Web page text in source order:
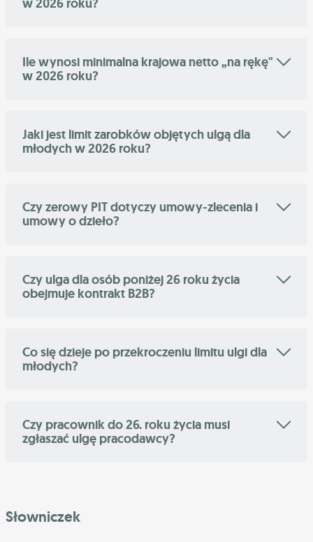
w 2026 roku?
Ile wynosi minimalna krajowa netto „na rękę"
w 2026 roku?
Jaki jest limit zarobków objętych ulgą dla
młodych w 2026 roku?
Czy zerowy PIT dotyczy umowy-zlecenia i
umowy o dzieło?
Czy ulga dla osób poniżej 26 roku życia
obejmuje kontrakt B2B?
Co się dzieje po przekroczeniu limitu ulgi dla
młodych?
Czy pracownik do 26. roku życia musi
zgłaszać ulgę pracodawcy?
Słowniczek